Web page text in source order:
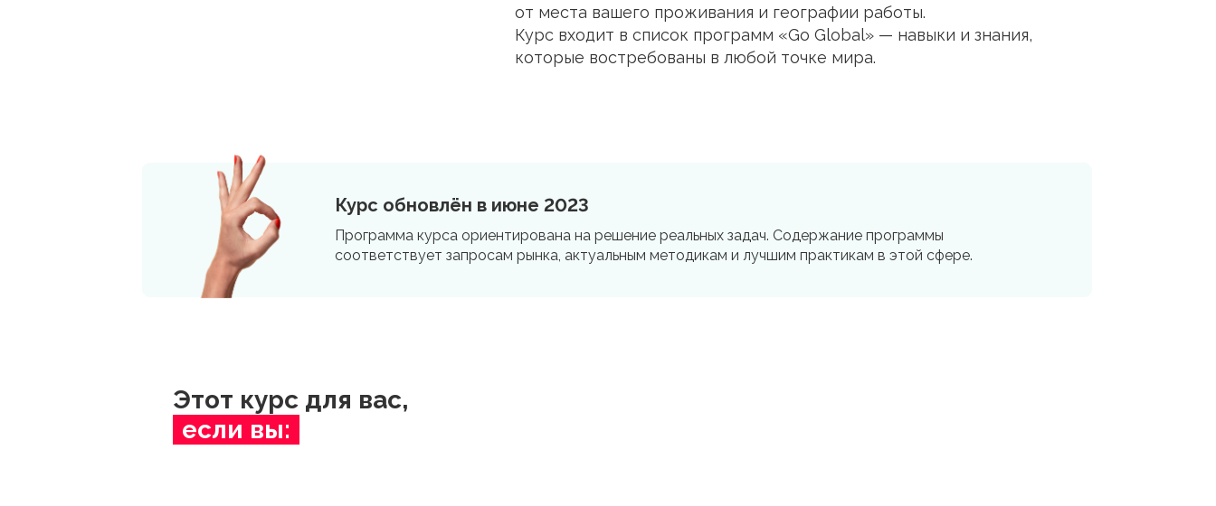
от места вашего проживания и географии работы.
Курс входит в список программ «Go Global» — навыки и знания,
которые востребованы в любой точке мира.
Курс обновлён в июне 2023
Программа курса ориентирована на решение реальных задач. Содержание программы
соответствует запросам рынка, актуальным методикам и лучшим практикам в этой сфере.
Этот курс для вас,
если вы: